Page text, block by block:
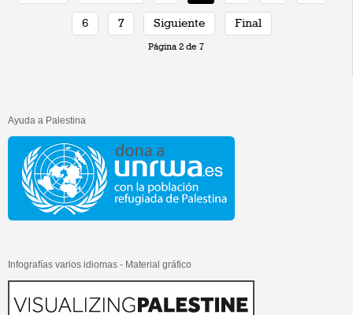
6 7 Siguiente Final
Página 2 de 7
Ayuda a Palestina
Infografías varios idiomas - Material gráfico